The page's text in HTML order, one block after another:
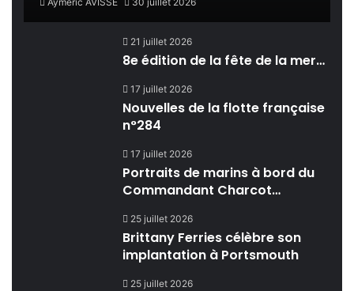
21 juillet 2026
8e édition de la fête de la mer…
17 juillet 2026
Nouvelles de la flotte française
n°284
17 juillet 2026
Portraits de marins à bord du
Commandant Charcot…
25 juillet 2026
Brittany Ferries célèbre son
implantation à Portsmouth
25 juillet 2026